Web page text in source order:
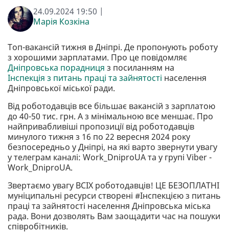
24.09.2024 19:50 |
Марія Козкіна
Топ-вакансій тижня в Дніпрі. Де пропонують роботу
з хорошими зарплатами. Про це повідомляє
Дніпровська порадниця з посиланням на
Інспекція з питань праці та зайнятості населення
Дніпровської міської ради.
Від роботодавців все більшає вакансій з зарплатою
до 40-50 тис. грн. А з мінімальною все меншає. Про
найпривабливіші пропозиції від роботодавців
минулого тижня з 16 по 22 вересня 2024 року
безпосередньо у Дніпрі, на які варто звернути увагу
у телеграм каналі: Work_DniproUA та у групі Viber -
Work_DniproUA.
Звертаємо увагу ВСІХ роботодавців! ЦЕ БЕЗОПЛАТНІ
муніципальні ресурси створені #Інспекцією з питань
праці та зайнятості населення Дніпровська міська
рада. Вони дозволять Вам заощадити час на пошуки
співробітників.